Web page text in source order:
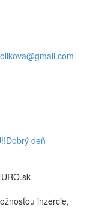
deň
inzercie,